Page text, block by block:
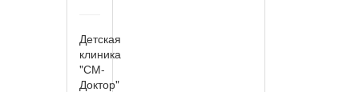
Детская
клиника
"СМ-
Доктор"